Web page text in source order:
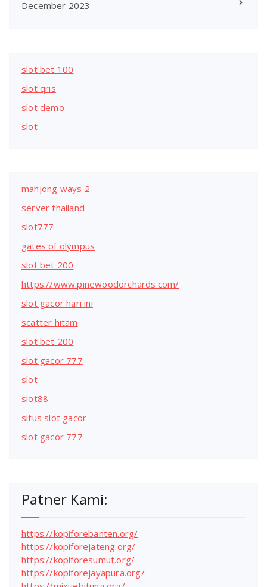
December 2023
slot bet 100
slot qris
slot demo
slot
mahjong ways 2
server thailand
slot777
gates of olympus
slot bet 200
https://www.pinewoodorchards.com/
slot gacor hari ini
scatter hitam
slot bet 200
slot gacor 777
slot
slot88
situs slot gacor
slot gacor 777
Patner Kami:
https://kopiforebanten.org/
https://kopiforejateng.org/
https://kopiforesumut.org/
https://kopiforejayapura.org/